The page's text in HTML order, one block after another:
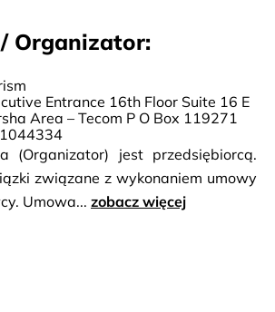
Organizator:
Entrance 16th Floor Suite 16 E
Area – Tecom P O Box 119271
(Organizator) jest przedsiębiorcą.
związane z wykonaniem umowy
Umowa... zobacz więcej